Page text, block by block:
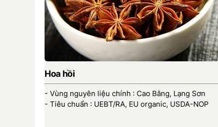
Hoa hồi
- Vùng nguyên liệu chính : Cao Bằng, Lạng Sơn
- Tiêu chuẩn : UEBT/RA, EU organic, USDA-NOP